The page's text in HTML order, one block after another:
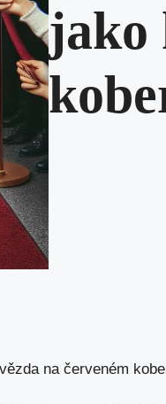
jako
na červeném